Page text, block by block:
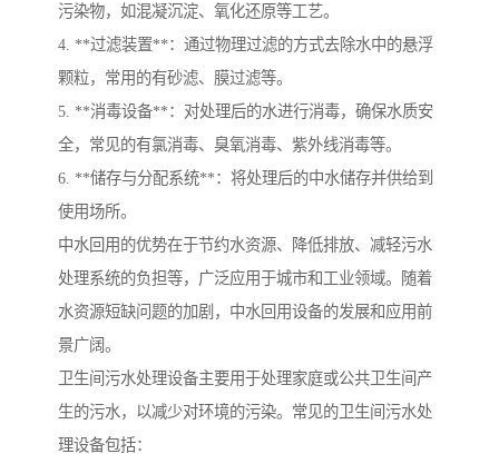
污染物，如混凝沉淀、氧化还原等工艺。
4. **过滤装置**：通过物理过滤的方式去除水中的悬浮
颗粒，常用的有砂滤、膜过滤等。
5. **消毒设备**：对处理后的水进行消毒，确保水质安
全，常见的有氯消毒、臭氧消毒、紫外线消毒等。
6. **储存与分配系统**：将处理后的中水储存并供给到
使用场所。
中水回用的优势在于节约水资源、降低排放、减轻污水
处理系统的负担等，广泛应用于城市和工业领域。随着
水资源短缺问题的加剧，中水回用设备的发展和应用前
景广阔。
卫生间污水处理设备主要用于处理家庭或公共卫生间产
生的污水，以减少对环境的污染。常见的卫生间污水处
理设备包括：